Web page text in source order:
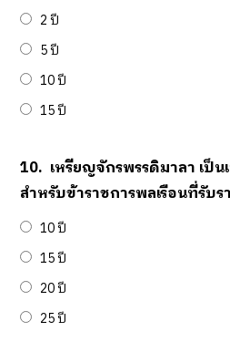
2 ปี
5 ปี
10 ปี
15 ปี
10. เหรียญจักรพรรดิมาลา เป็
สำหรับข้าราชการพลเรือนที่รับ
10 ปี
15 ปี
20 ปี
25 ปี